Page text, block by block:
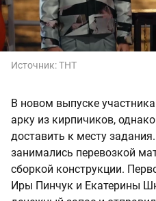
Источник:ТНТ
В новом выпуске
арку из кирпичиков,
доставить к месту
занимались перевозкой
сборкой конструкции.
Иры Пинчук и Екатерины